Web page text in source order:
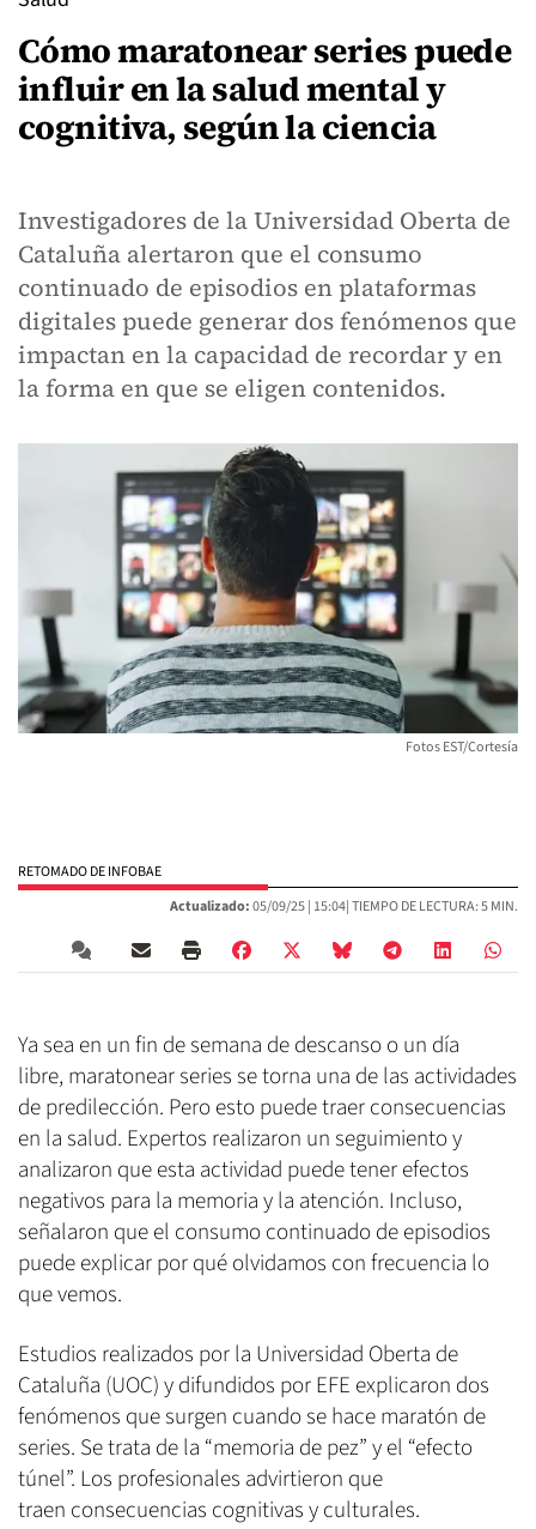
Cómo maratonear series puede
influir en la salud mental y
cognitiva, según la ciencia
Investigadores de la Universidad Oberta de
Cataluña alertaron que el consumo
continuado de episodios en plataformas
digitales puede generar dos fenómenos que
impactan en la capacidad de recordar y en
la forma en que se eligen contenidos.
Fotos EST/Cortesía
RETOMADO DE INFOBAE
Actualizado:05/09/25 | 15:04| TIEMPO DE LECTURA: 5 MIN.
Ya sea en un fin de semana de descanso o un día
libre, maratonear series se torna una de las actividades
de predilección. Pero esto puede traer consecuencias
en la salud. Expertos realizaron un seguimiento y
analizaron que esta actividad puede tener efectos
negativos para la memoria y la atención. Incluso,
señalaron que el consumo continuado de episodios
puede explicar por qué olvidamos con frecuencia lo
que vemos.
Estudios realizados por la Universidad Oberta de
Cataluña (UOC) y difundidos por EFE explicaron dos
fenómenos que surgen cuando se hace maratón de
series. Se trata de la “memoria de pez” y el “efecto
túnel”. Los profesionales advirtieron que
traen consecuencias cognitivas y culturales.